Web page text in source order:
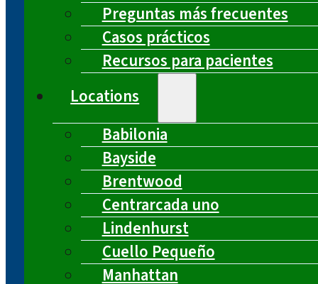
Preguntas más frecuentes
Casos prácticos
Recursos para pacientes
Locations
Babilonia
Bayside
Brentwood
Centrarcada uno
Lindenhurst
Cuello Pequeño
Manhattan